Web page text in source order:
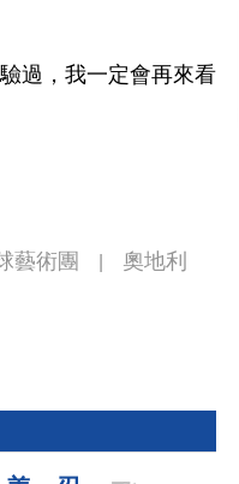
過，我一定會再來看
藝術團 奧地利